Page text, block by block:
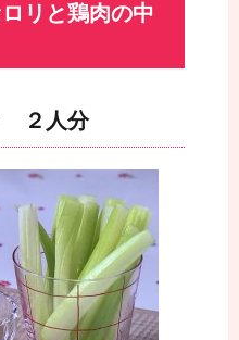
リと鶏肉の中
２人分